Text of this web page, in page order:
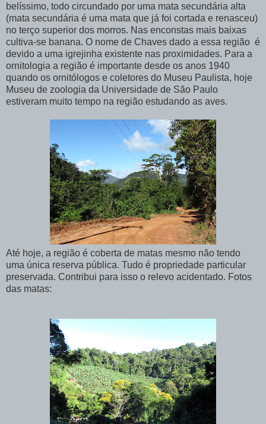
belíssimo, todo circundado por uma mata secundária alta
(mata secundária é uma mata que já foi cortada e renasceu)
no terço superior dos morros. Nas enconstas mais baixas
cultiva-se banana. O nome de Chaves dado a essa região é
devido a uma igrejinha existente nas proximidades. Para a
ornitologia a região é importante desde os anos 1940
quando os ornitólogos e coletores do Museu Paulista, hoje
Museu de zoologia da Universidade de São Paulo
estiveram muito tempo na região estudando as aves.
Até hoje, a região é coberta de matas mesmo não tendo
uma única reserva pública. Tudo é propriedade particular
preservada. Contribui para isso o relevo acidentado. Fotos
das matas: